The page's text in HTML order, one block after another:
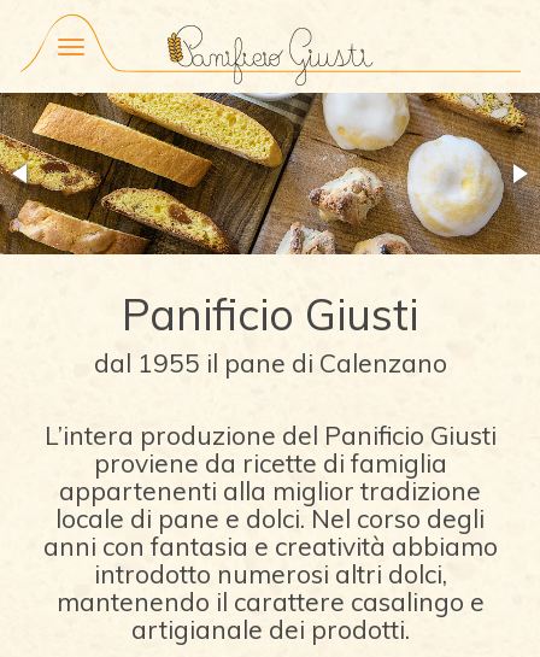
Menu
Panificio Giusti
dal 1955 il pane di Calenzano
L’intera produzione del Panificio Giusti
proviene da ricette di famiglia
appartenenti alla miglior tradizione
locale di pane e dolci. Nel corso degli
anni con fantasia e creatività abbiamo
introdotto numerosi altri dolci,
mantenendo il carattere casalingo e
artigianale dei prodotti.